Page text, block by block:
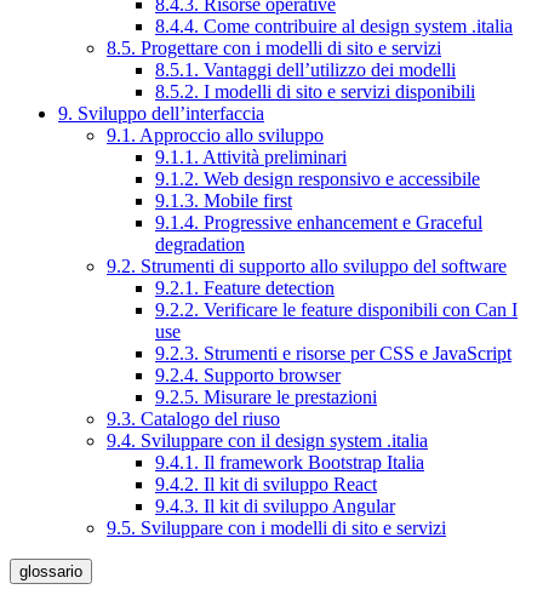
8.4.3. Risorse operative
8.4.4. Come contribuire al design system .italia
8.5. Progettare con i modelli di sito e servizi
8.5.1. Vantaggi dell’utilizzo dei modelli
8.5.2. I modelli di sito e servizi disponibili
9. Sviluppo dell’interfaccia
9.1. Approccio allo sviluppo
9.1.1. Attività preliminari
9.1.2. Web design responsivo e accessibile
9.1.3. Mobile first
9.1.4. Progressive enhancement e Graceful
degradation
9.2. Strumenti di supporto allo sviluppo del software
9.2.1. Feature detection
9.2.2. Verificare le feature disponibili con Can I
use
9.2.3. Strumenti e risorse per CSS e JavaScript
9.2.4. Supporto browser
9.2.5. Misurare le prestazioni
9.3. Catalogo del riuso
9.4. Sviluppare con il design system .italia
9.4.1. Il framework Bootstrap Italia
9.4.2. Il kit di sviluppo React
9.4.3. Il kit di sviluppo Angular
9.5. Sviluppare con i modelli di sito e servizi
glossario